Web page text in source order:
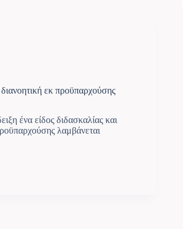
εκ προϋπαρχούσης
ένα είδος διδασκαλίας και
λαμβάνεται